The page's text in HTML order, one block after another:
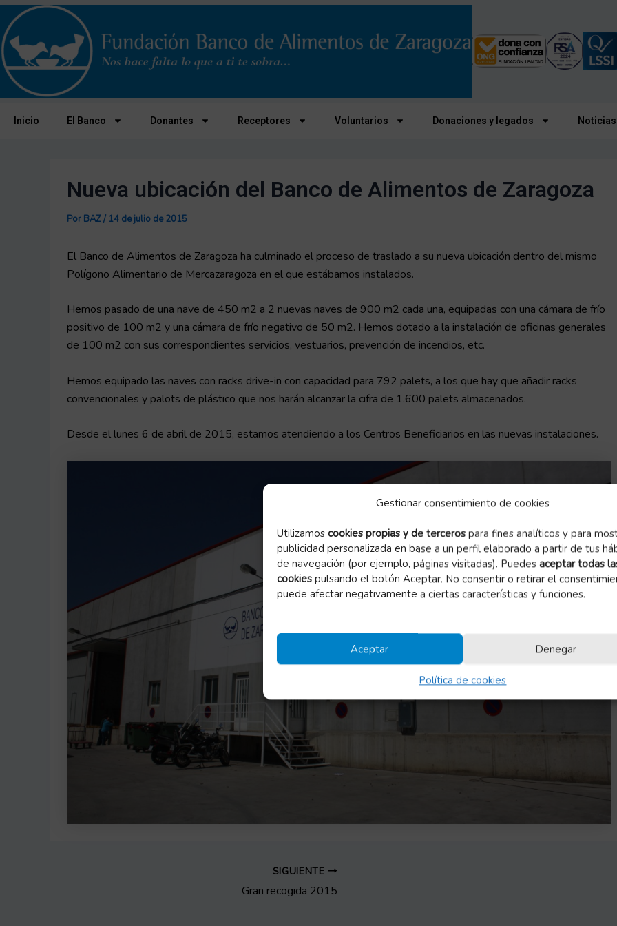
Gestionar consentimiento de cookies
Utilizamos cookies propias y de terceros para fines analíticos y para
publicidad personalizada en base a un perfil elaborado a partir de tus
de navegación (por ejemplo, páginas visitadas). Puedes aceptar todas
cookies pulsando el botón Aceptar. No consentir o retirar el
puede afectar negativamente a ciertas características y funciones.
Aceptar Denegar
Política de cookies
Ir
al
contenido
Inicio El Banco Donantes Receptores Voluntarios Donaciones y legados Noticias
Nueva ubicación del Banco de Alimentos de Zaragoza
Por BAZ/ 14 de julio de 2015
El Banco de Alimentos de Zaragoza ha culminado el proceso de traslado a su nueva ubicación dentro del mismo
Polígono Alimentario de Mercazaragoza en el que estábamos instalados.
Hemos pasado de una nave de 450 m2 a 2 nuevas naves de 900 m2 cada una, equipadas con una cámara de frío
positivo de 100 m2 y una cámara de frío negativo de 50 m2. Hemos dotado a la instalación de oficinas generales
de 100 m2 con sus correspondientes servicios, vestuarios, prevención de incendios, etc.
Hemos equipado las naves con racks drive-in con capacidad para 792 palets, a los que hay que añadir racks
convencionales y palots de plástico que nos harán alcanzar la cifra de 1.600 palets almacenados.
Desde el lunes 6 de abril de 2015, estamos atendiendo a los Centros Beneficiarios en las nuevas instalaciones.
Navegación
entradas
SIGUIENTE
Gran recogida 2015